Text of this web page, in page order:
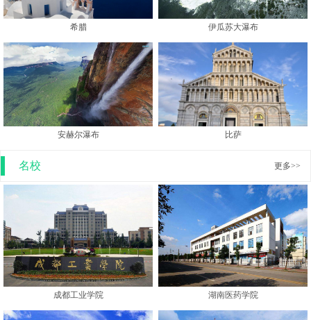
希腊 伊瓜苏大瀑布
安赫尔瀑布 比萨
名校 更多>>
成都工业学院 湖南医药学院